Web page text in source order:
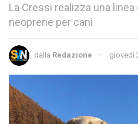
La Cressi realizza una
neoprene per cani
dalla Redazione giovedì